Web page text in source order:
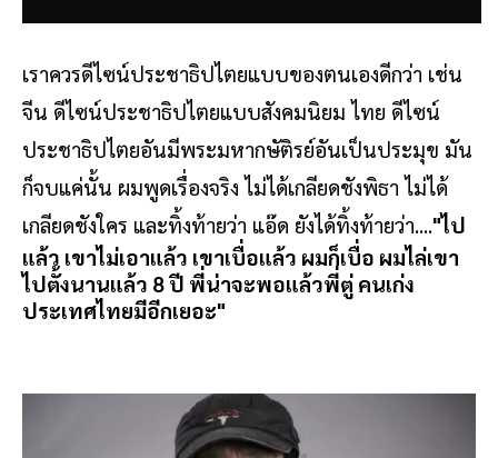
เราควรดีไซน์ประชาธิปไตยแบบของตนเองดีกว่า เช่น
จีน ดีไซน์ประชาธิปไตยแบบสังคมนิยม ไทย ดีไซน์
ประชาธิปไตยอันมีพระมหากษัติรย์อันเป็นประมุข มัน
ก็จบแค่นั้น ผมพูดเรื่องจริง ไม่ได้เกลียดชังพิธา ไม่ได้
เกลียดชังใคร และทิ้งท้ายว่า แอ๊ด ยังได้ทิ้งท้ายว่า...."ไป
แล้ว เขาไม่เอาแล้ว เขาเบื่อแล้ว ผมก็เบื่อ ผมไล่เขา
ไปตั้งนานแล้ว 8 ปี พี่น่าจะพอแล้วพี่ตู่ คนเก่ง
ประเทศไทยมีอีกเยอะ"